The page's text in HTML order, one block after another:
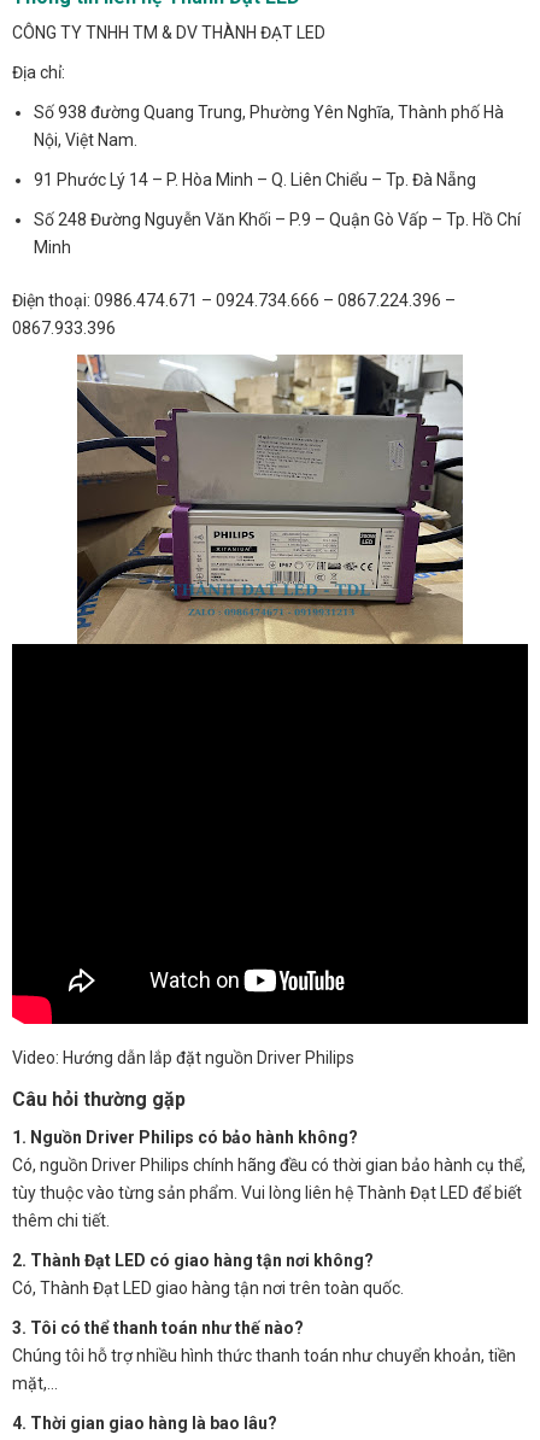
CÔNG TY TNHH TM & DV THÀNH ĐẠT LED
Địa chỉ:
Số 938 đường Quang Trung, Phường Yên Nghĩa, Thành phố Hà
Nội, Việt Nam.
91 Phước Lý 14 – P. Hòa Minh – Q. Liên Chiểu – Tp. Đà Nẵng
Số 248 Đường Nguyễn Văn Khối – P.9 – Quận Gò Vấp – Tp. Hồ Chí
Minh
Điện thoại: 0986.474.671 – 0924.734.666 – 0867.224.396 –
0867.933.396
Video: Hướng dẫn lắp đặt nguồn Driver Philips
Câu hỏi thường gặp
1. Nguồn Driver Philips có bảo hành không?
Có, nguồn Driver Philips chính hãng đều có thời gian bảo hành cụ thể,
tùy thuộc vào từng sản phẩm. Vui lòng liên hệ Thành Đạt LED để biết
thêm chi tiết.
2. Thành Đạt LED có giao hàng tận nơi không?
Có, Thành Đạt LED giao hàng tận nơi trên toàn quốc.
3. Tôi có thể thanh toán như thế nào?
Chúng tôi hỗ trợ nhiều hình thức thanh toán như chuyển khoản, tiền
mặt,…
4. Thời gian giao hàng là bao lâu?